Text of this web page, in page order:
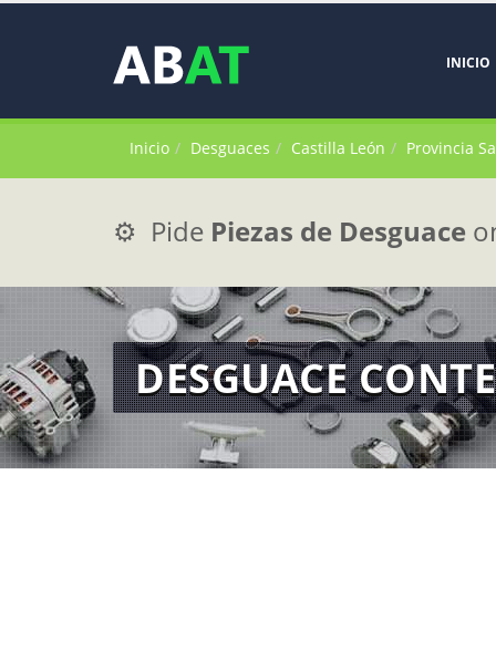
INICIO
Inicio Desguaces Castilla León Provincia
⚙️ Pide Piezas de Desguace
DESGUACE